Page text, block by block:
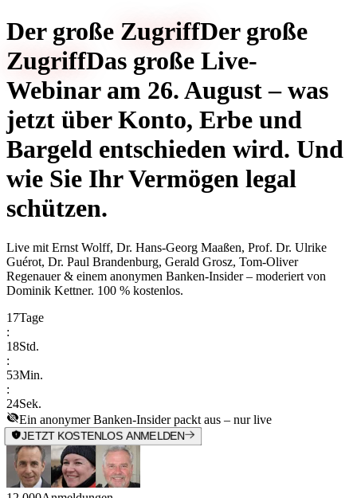
Der große ZugriffDer große
ZugriffDas große Live-
Webinar am 26. August – was
jetzt über Konto, Erbe und
Bargeld entschieden wird. Und
wie Sie Ihr Vermögen legal
schützen.
Live mit Ernst Wolff, Dr. Hans-Georg Maaßen, Prof. Dr. Ulrike
Guérot, Dr. Paul Brandenburg, Gerald Grosz, Tom-Oliver
Regenauer & einem anonymen Banken-Insider– moderiert von
Dominik Kettner. 100 % kostenlos.
17Tage
:
18Std.
:
53Min.
:
24Sek.
Ein anonymer Banken-Insider packt aus – nur live
JETZT KOSTENLOS ANMELDEN